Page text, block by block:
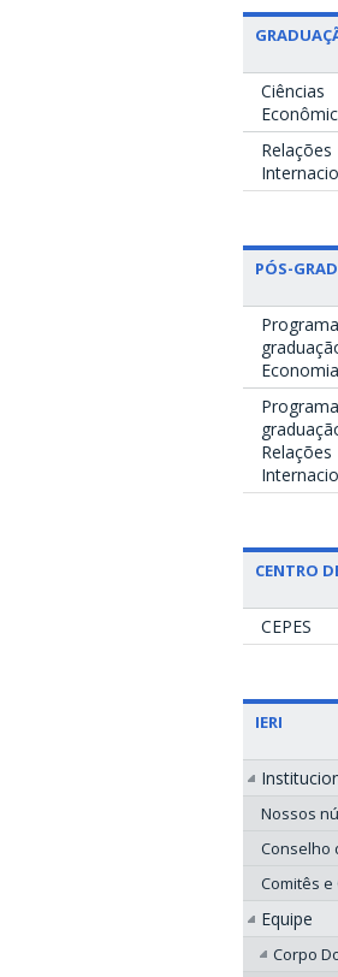
Ciências
Relações
PÓS-
Economia
Relações
CENTRO
CEPES
IERI
Nossos
Conselho
Comitês e
Equipe
Corpo